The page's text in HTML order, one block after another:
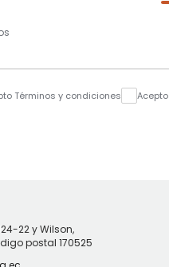
Términos y condiciones
22 y Wilson,
postal 170525